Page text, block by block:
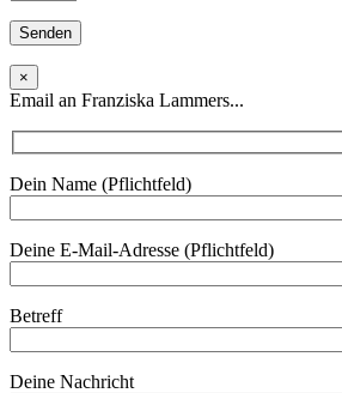
×
Email an Franziska Lammers...
Dein Name (Pflichtfeld)
Deine E-Mail-Adresse (Pflichtfeld)
Betreff
Deine Nachricht